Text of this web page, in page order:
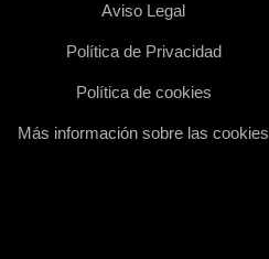
Aviso Legal
Política de Privacidad
Política de cookies
Más información sobre las cookies